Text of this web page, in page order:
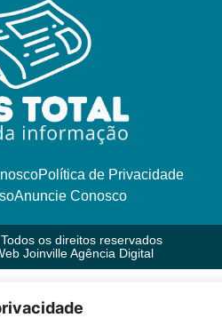
Política de Privacidade
Anuncie Conosco
os direitos reservados
Joinville Agência Digital